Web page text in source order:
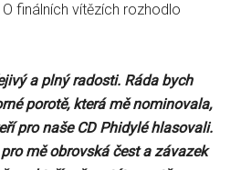
finálních vítězích rozhodlo
a plný radosti. Ráda bych
porotě, která mě nominovala,
pro naše CD Phidylé hlasovali.
mě obrovská čest a závazek